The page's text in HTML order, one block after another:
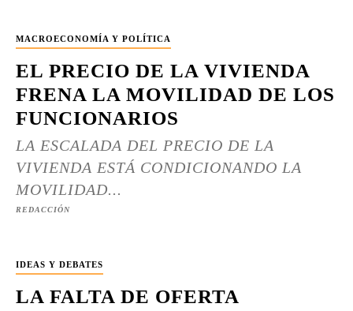
MACROECONOMÍA Y POLÍTICA
EL PRECIO DE LA VIVIENDA
FRENA LA MOVILIDAD DE LOS
FUNCIONARIOS
LA ESCALADA DEL PRECIO DE LA
VIVIENDA ESTÁ CONDICIONANDO LA
MOVILIDAD...
REDACCIÓN
IDEAS Y DEBATES
LA FALTA DE OFERTA